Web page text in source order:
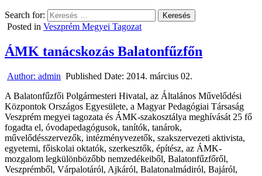
Search for:
Posted in Veszprém Megyei Tagozat
ÁMK tanácskozás Balatonfűzfőn
Author: admin Published Date: 2014. március 02.
A Balatonfűzfői Polgármesteri Hivatal, az Általános Művelődési
Központok Országos Egyesülete, a Magyar Pedagógiai Társaság
Veszprém megyei tagozata és ÁMK-szakosztálya meghívását 25 fő
fogadta el, óvodapedagógusok, tanítók, tanárok,
művelődésszervezők, intézményvezetők, szakszervezeti aktivista,
egyetemi, főiskolai oktatók, szerkesztők, építész, az ÁMK-
mozgalom legkülönbözőbb nemzedékeiből, Balatonfűzfőről,
Veszprémből, Várpalotáról, Ajkáról, Balatonalmádiról, Bajáról,